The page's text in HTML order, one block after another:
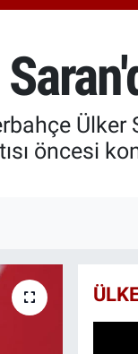
BITCOIN
Ülker
öncesi